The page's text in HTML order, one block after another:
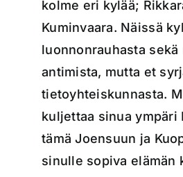
kolme eri kylää;
Kuminvaara. Näissä
luonnonrauhasta sekä
antimista, mutta et
tietoyhteiskunnasta.
kuljettaa sinua ympäri
tämä Joensuun ja
sinulle sopiva elämän